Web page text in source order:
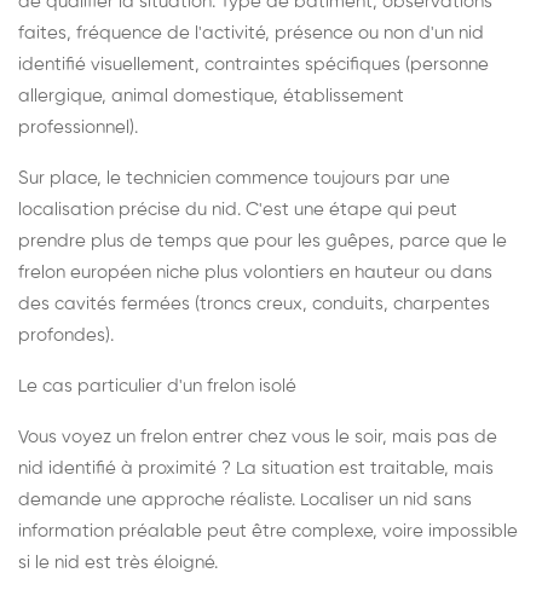
faites, fréquence de l'activité, présence ou non d'un nid
identifié visuellement, contraintes spécifiques (personne
allergique, animal domestique, établissement
professionnel).
Sur place, le technicien commence toujours par une
localisation précise du nid. C'est une étape qui peut
prendre plus de temps que pour les guêpes, parce que le
frelon européen niche plus volontiers en hauteur ou dans
des cavités fermées (troncs creux, conduits, charpentes
profondes).
Le cas particulier d'un frelon isolé
Vous voyez un frelon entrer chez vous le soir, mais pas de
nid identifié à proximité ? La situation est traitable, mais
demande une approche réaliste. Localiser un nid sans
information préalable peut être complexe, voire impossible
si le nid est très éloigné.